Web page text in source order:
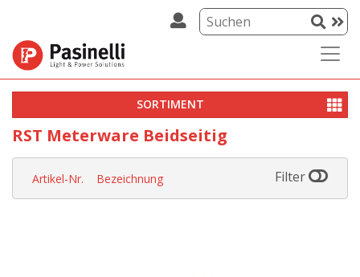
SORTIMENT
RST Meterware Beidseitig
Artikel-Nr. Bezeichnung Filter